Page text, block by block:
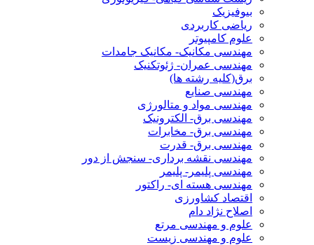
بیوفیزیک
ریاضی کاربردی
علوم کامپیوتر
مهندسی مکانیک- مکانیک جامدات
مهندسی عمران- ژئوتکنیک
برق(کلیه رشته ها)
مهندسی صنایع
مهندسی مواد و متالورژی
مهندسی برق- الکترونیک
مهندسی برق- مخابرات
مهندسی برق- قدرت
مهندسی نقشه برداری- سنجش از دور
مهندسی پلیمر- پلیمر
مهندسی هسته ای- راکتور
اقتصاد کشاورزی
اصلاح نژاد دام
علوم و مهندسی مرتع
علوم و مهندسی زیست